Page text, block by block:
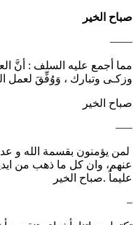
صباح الخير
——
مما أجمع عليه السلف : أنَّ
وزكـى وتبارك ، وَوُفِّقَ لعمل
صباح الخير
—–
لمن يؤمنون بقسمة الله و
عنهم، وان كل ما ذهب من
عليماً .صباح الخير
–